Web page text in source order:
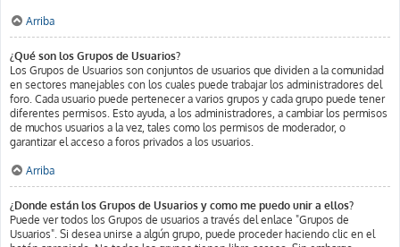
Arriba
¿Qué son los Grupos de Usuarios?
Los Grupos de Usuarios son conjuntos de usuarios que dividen a la comunidad
en sectores manejables con los cuales puede trabajar los administradores del
foro. Cada usuario puede pertenecer a varios grupos y cada grupo puede tener
diferentes permisos. Esto ayuda, a los administradores, a cambiar los permisos
de muchos usuarios a la vez, tales como los permisos de moderador, o
garantizar el acceso a foros privados a los usuarios.
Arriba
¿Donde están los Grupos de Usuarios y como me puedo unir a ellos?
Puede ver todos los Grupos de usuarios a través del enlace "Grupos de
Usuarios". Si desea unirse a algún grupo, puede proceder haciendo clic en el